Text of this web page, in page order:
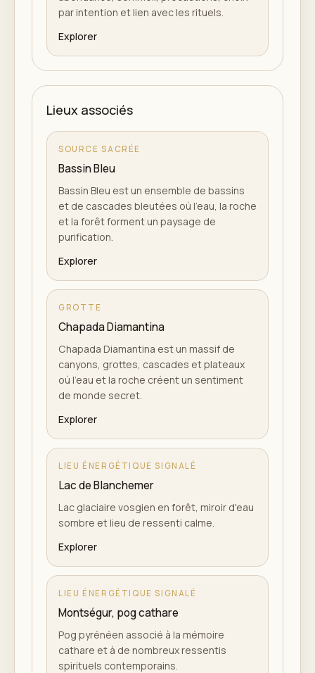
par intention et lien avec les rituels.
Explorer
Lieux associés
SOURCE SACRÉE
Bassin Bleu
Bassin Bleu est un ensemble de bassins
et de cascades bleutées où l'eau, la roche
et la forêt forment un paysage de
purification.
Explorer
GROTTE
Chapada Diamantina
Chapada Diamantina est un massif de
canyons, grottes, cascades et plateaux
où l'eau et la roche créent un sentiment
de monde secret.
Explorer
LIEU ÉNERGÉTIQUE SIGNALÉ
Lac de Blanchemer
Lac glaciaire vosgien en forêt, miroir d'eau
sombre et lieu de ressenti calme.
Explorer
LIEU ÉNERGÉTIQUE SIGNALÉ
Montségur, pog cathare
Pog pyrénéen associé à la mémoire
cathare et à de nombreux ressentis
spirituels contemporains.